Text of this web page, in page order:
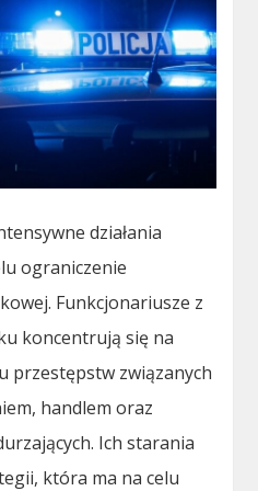
działania
ograniczenie
Funkcjonariusze z
koncentrują się na
przestępstw związanych
handlem oraz
Ich starania
która ma na celu